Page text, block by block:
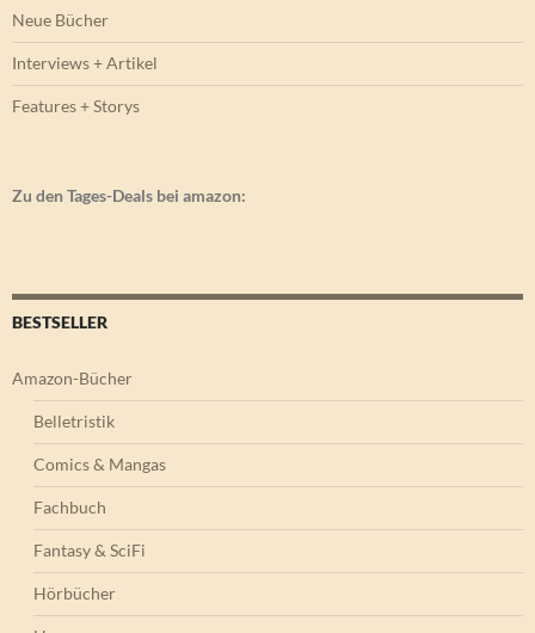
Neue Bücher
Interviews + Artikel
Features + Storys
Zu den Tages-Deals bei amazon:
BESTSELLER
Amazon-Bücher
Belletristik
Comics & Mangas
Fachbuch
Fantasy & SciFi
Hörbücher